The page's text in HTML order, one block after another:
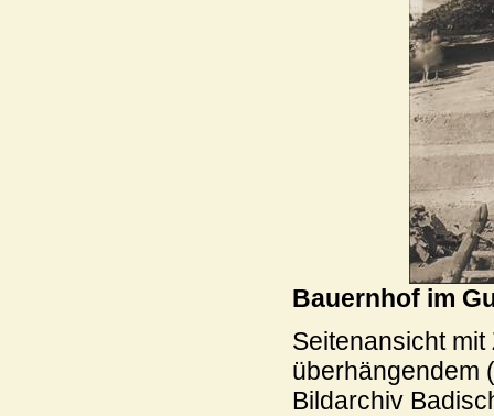
Bauernhof im
Seitenansicht
überhängendem
Bildarchiv